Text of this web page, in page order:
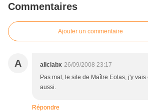
Commentaires
Ajouter un commentaire
A aliciabx 26/09/2008 23:17
Pas mal, le site de Maître Eolas, j'y
aussi.
Répondre